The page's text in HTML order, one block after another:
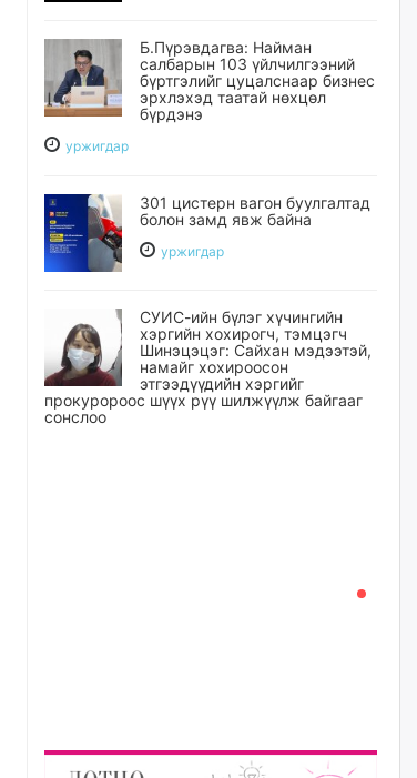
Б.Пүрэвдагва: Найман
салбарын 103 үйлчилгээний
бүртгэлийг цуцалснаар бизнес
эрхлэхэд таатай нөхцөл
бүрдэнэ
уржигдар
301 цистерн вагон буулгалтад
болон замд явж байна
уржигдар
СУИС-ийн бүлэг хүчингийн
хэргийн хохирогч, тэмцэгч
Шинэцэцэг: Сайхан мэдээтэй,
намайг хохироосон
этгээдүүдийн хэргийг
прокуророос шүүх рүү шилжүүлж байгааг
сонслоо